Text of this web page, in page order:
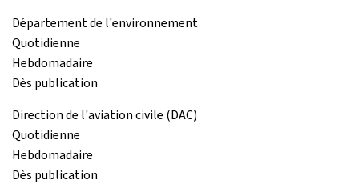
Département de l'environnement
Quotidienne
Hebdomadaire
Dès publication
Direction de l'aviation civile (DAC)
Quotidienne
Hebdomadaire
Dès publication